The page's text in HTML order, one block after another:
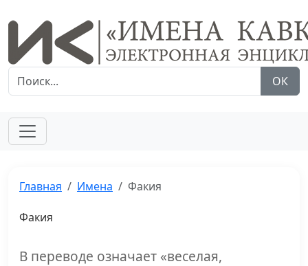
ОК
Главная Имена Факия
Факия
В переводе означает «веселая,